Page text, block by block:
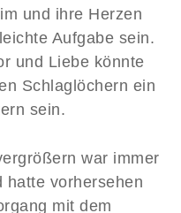
und ihre Herzen
Aufgabe sein.
und Liebe könnte
Schlaglöchern ein
sein.
war immer
hatte vorhersehen
mit dem